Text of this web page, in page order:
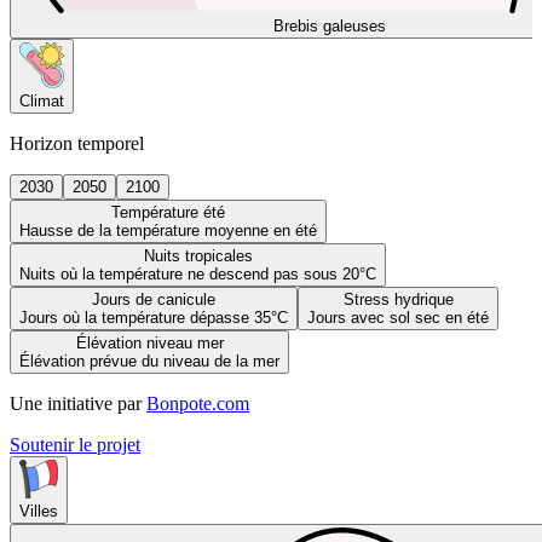
Brebis galeuses
Climat
Horizon temporel
2030 2050
2100
Température été
Hausse de la température moyenne en été
Nuits tropicales
Nuits où la température ne descend pas sous 20°C
Jours de canicule
Jours où la température dépasse 35°C
Stress hydrique
Jours avec sol sec en été
Élévation niveau mer
Élévation prévue du niveau de la mer
Une initiative par Bonpote.com
Soutenir le projet
Villes